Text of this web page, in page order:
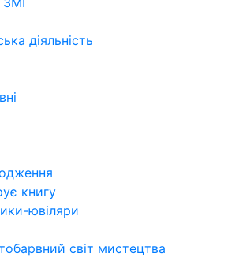
діяльність
книгу
ювіляри
світ мистецтва